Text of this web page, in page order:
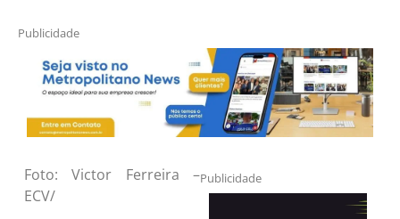
Publicidade
Foto: Victor Ferreira –
ECV/
Publicidade